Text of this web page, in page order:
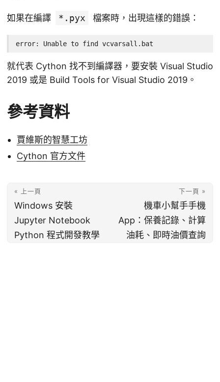
如果在編譯 *.pyx 檔案時，出現這樣的錯誤：
error: Unable to find vcvarsall.bat
就代表 Cython 找不到編譯器，要安裝 Visual Studio
2019 或是 Build Tools for Visual Studio 2019。
參考資料
賈維斯的智慧工坊
Cython 官方文件
« 上一頁
Windows 安裝
Jupyter Notebook
Python 程式開發教學
下一頁 »
機車小幫手手機
App：保養記錄、計算
油耗、即時油價查詢